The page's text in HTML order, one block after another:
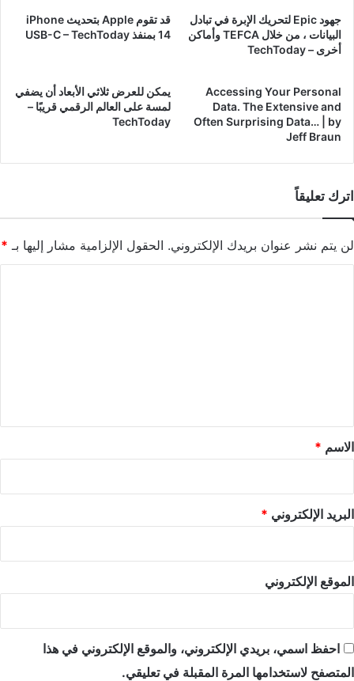
سان
فرانسيسكو
جهود Epic لتحريك الإبرة في تبادل
البيانات ، من خلال TEFCA وأماكن
أخرى – TechToday
قد تقوم Apple بتحديث iPhone
14 بمنفذ USB-C – TechToday
Accessing Your Personal
Data. The Extensive and
Often Surprising Data… | by
Jeff Braun
يمكن للعرض ثلاثي الأبعاد أن يضفي
لمسة على العالم الرقمي قريبًا –
TechToday
اترك تعليقاً
لن يتم نشر عنوان بريدك الإلكتروني. الحقول الإلزامية مشار إليها بـ *
*
الاسم *
البريد الإلكتروني *
الموقع الإلكتروني
احفظ اسمي، بريدي الإلكتروني، والموقع الإلكتروني في هذا
المتصفح لاستخدامها المرة المقبلة في تعليقي.